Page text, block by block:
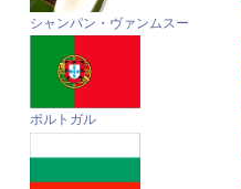
シャンパン・ヴァンムスー
ポルトガル